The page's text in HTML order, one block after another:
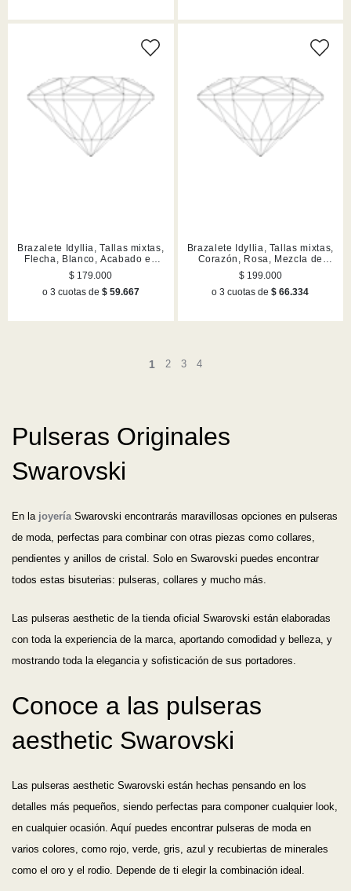
Brazalete Idyllia, Tallas mixtas,
Flecha, Blanco, Acabado en
rodio
$ 179.000
o 3 cuotas de $ 59.667
Brazalete Idyllia, Tallas mixtas,
Corazón, Rosa, Mezcla de
acabados
$ 199.000
o 3 cuotas de$ 66.334
1 2 3 4
Pulseras Originales
Swarovski
En la joyería Swarovski encontrarás maravillosas opciones en pulseras
de moda, perfectas para combinar con otras piezas como collares,
pendientes y anillos de cristal. Solo en Swarovski puedes encontrar
todos estas bisuterias: pulseras, collares y mucho más.
Las pulseras aesthetic de la tienda oficial Swarovski están elaboradas
con toda la experiencia de la marca, aportando comodidad y belleza, y
mostrando toda la elegancia y sofisticación de sus portadores.
Conoce a las pulseras
aesthetic Swarovski
Las pulseras aesthetic Swarovski están hechas pensando en los
detalles más pequeños, siendo perfectas para componer cualquier look,
en cualquier ocasión. Aquí puedes encontrar pulseras de moda en
varios colores, como rojo, verde, gris, azul y recubiertas de minerales
como el oro y el rodio. Depende de ti elegir la combinación ideal.